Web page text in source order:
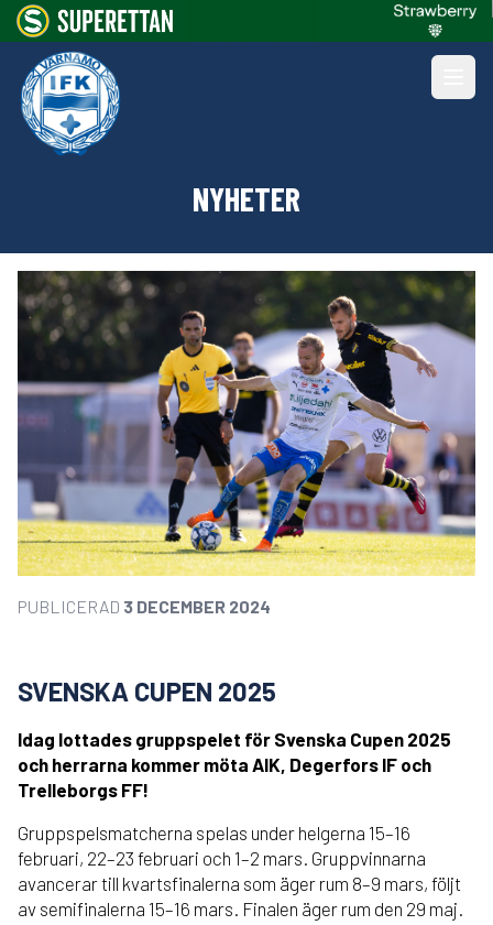
NYHETER
PUBLICERAD 3 DECEMBER 2024
SVENSKA CUPEN 2025
Idag lottades gruppspelet för Svenska Cupen 2025
och herrarna kommer möta AIK, Degerfors IF och
Trelleborgs FF!
Gruppspelsmatcherna spelas under helgerna 15–16
februari, 22–23 februari och 1–2 mars. Gruppvinnarna
avancerar till kvartsfinalerna som äger rum 8–9 mars, följt
av semifinalerna 15–16 mars. Finalen äger rum den 29 maj.